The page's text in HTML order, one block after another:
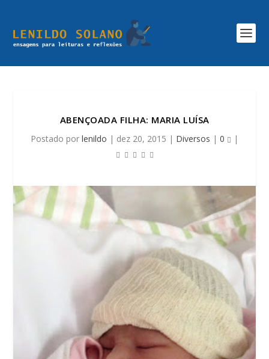
ABENÇOADA FILHA: MARIA LUÍSA
Postado por lenildo | dez 20, 2015 | Diversos | 0 |